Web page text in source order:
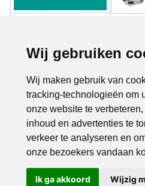
Wij gebruiken
Wij maken gebruik van
tracking-technologieën om
onze website te
inhoud en advertenties te
verkeer te analyseren en
onze bezoekers vandaan
Ik ga akkoord Wijzig